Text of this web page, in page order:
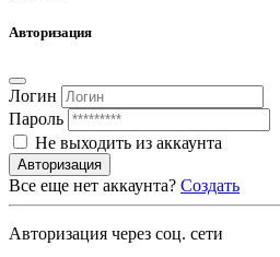
Авторизация
Логин
Пароль
Не выходить из аккаунта
Авторизация
Все еще нет аккаунта? Создать
Авторизация через соц. сети